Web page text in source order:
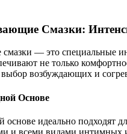
Смазки:
— это специальные
не только
возбуждающих и
Основе
идеально подходят
и всеми видами интимных